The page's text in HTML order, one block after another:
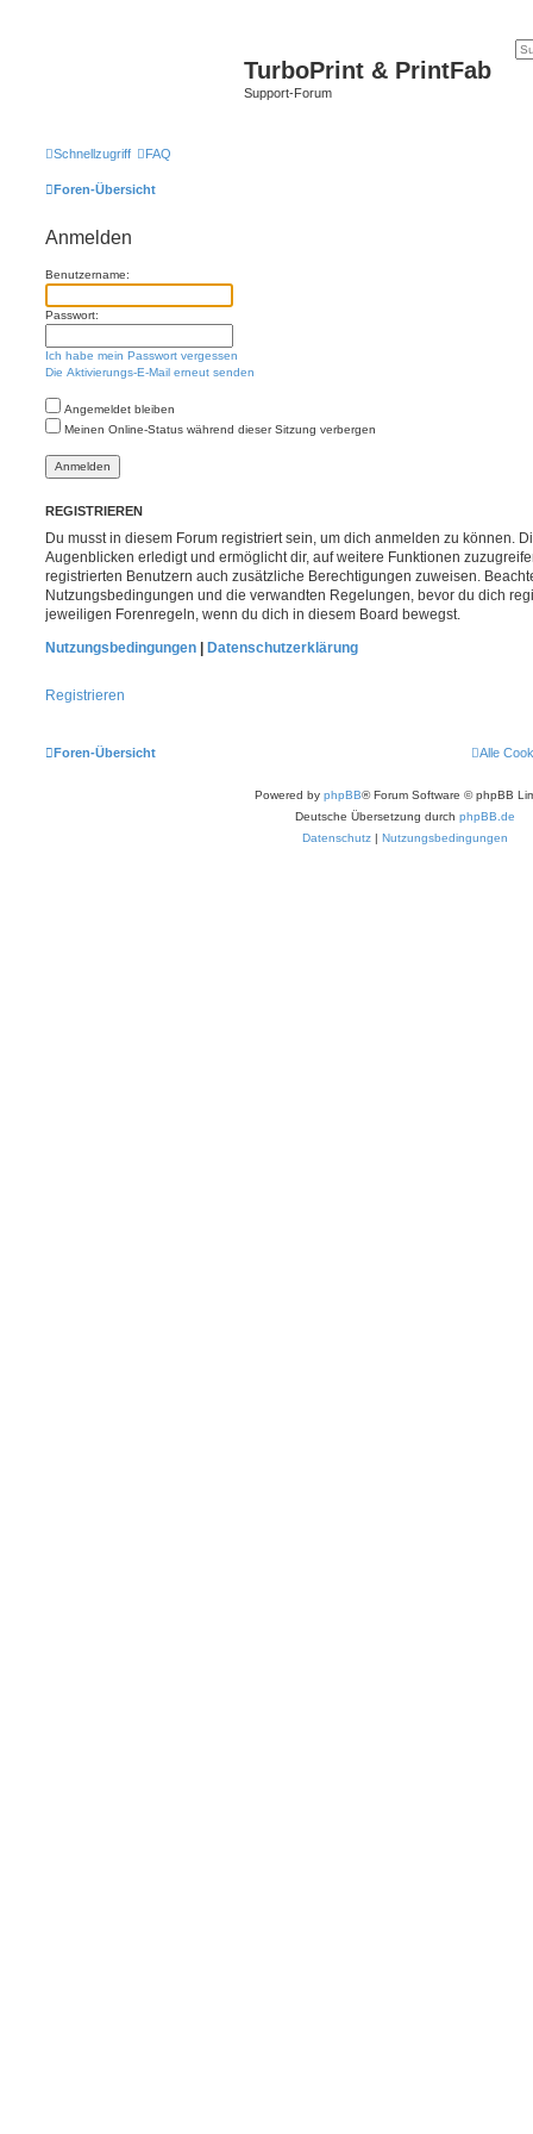
TurboPrint & PrintFab
Support-Forum
Schnellzugriff FAQ
Foren-Übersicht
Anmelden
Benutzername:
Passwort:
Ich habe mein Passwort vergessen
Die Aktivierungs-E-Mail erneut senden
Angemeldet bleiben
Meinen Online-Status während dieser Sitzung verbergen
REGISTRIEREN
Du musst in diesem Forum registriert sein, um dich anmelden zu können.
Augenblicken erledigt und ermöglicht dir, auf weitere Funktionen
registrierten Benutzern auch zusätzliche Berechtigungen zuweisen.
Nutzungsbedingungen und die verwandten Regelungen, bevor du dich
jeweiligen Forenregeln, wenn du dich in diesem Board bewegst.
Nutzungsbedingungen
Datenschutzerklärung
Registrieren
Foren-Übersicht Alle
Powered by phpBB® Forum Software © phpBB
Deutsche Übersetzung durch phpBB.de
Datenschutz | Nutzungsbedingungen